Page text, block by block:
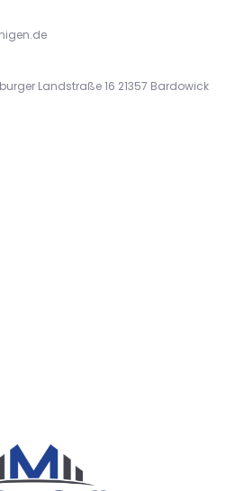
Landstraße 16 21357 Bardowick